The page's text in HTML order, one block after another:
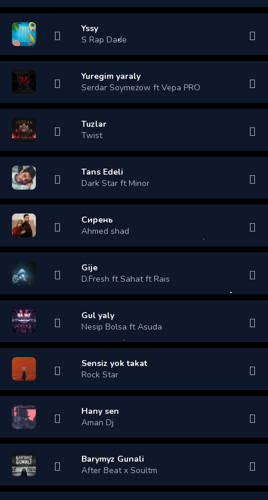
Yssy
S Rap Dade
Yuregim yaraly
Serdar Soymezow ft Vepa PRO
Tuzlar
Twist
Tans Edeli
Dark Star ft Minor
Сирень
Ahmed shad
Gije
D.Fresh ft Sahat ft Rais
Gul yaly
Nesip Bolsa ft Asuda
Sensiz yok takat
Rock Star
Hany sen
Aman Dj
Barymyz Gunali
After Beat x Soultm